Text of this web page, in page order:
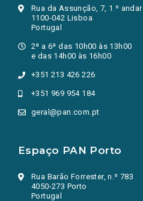
Rua da Assunção, 7, 1.º andar
1100-042 Lisboa
Portugal
2ª a 6ª das 10h00 às 13h00
e das 14h00 às 16h00
+351 213 426 226
+351 969 954 184
geral@pan.com.pt
Espaço PAN Porto
Rua Barão Forrester, n.º 783
4050-273 Porto
Portugal